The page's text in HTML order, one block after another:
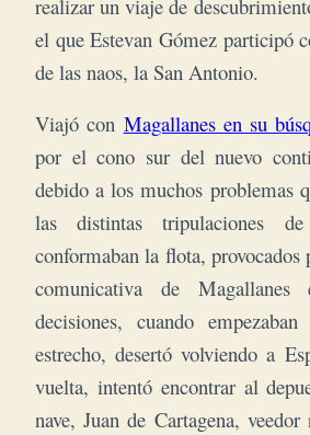
realizar un viaje de
el que Estevan Gómez participó
de las naos, la San Antonio.
Viajó con Magallanes en su
por el cono sur del nuevo
debido a los muchos problemas
las distintas tripulaciones
conformaban la flota,
comunicativa de
decisiones, cuando
estrecho, desertó volviendo a
vuelta, intentó encontrar al
nave, Juan de Cartagena,